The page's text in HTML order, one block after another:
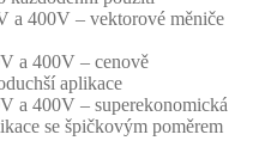
a 400V – vektorové měniče
a 400V – cenově
aplikace
a 400V – superekonomická
se špičkovým poměrem